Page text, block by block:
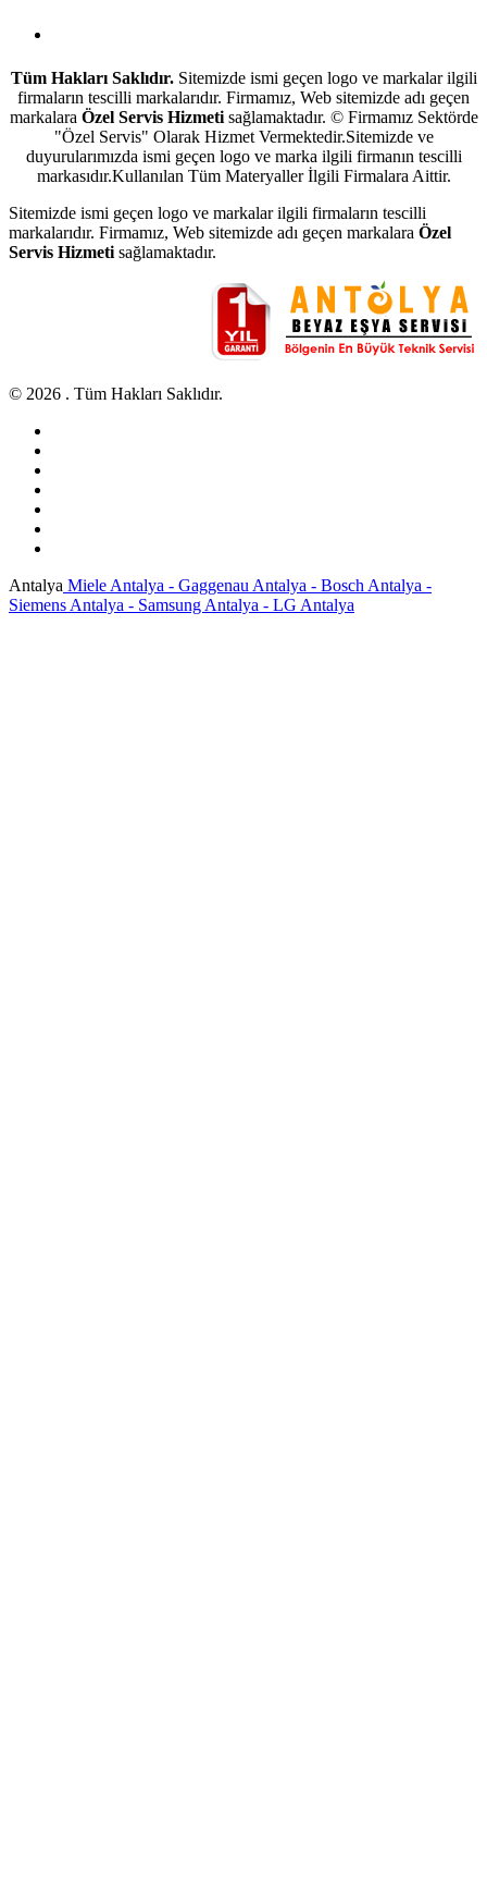
Tüm Hakları Saklıdır. Sitemizde ismi geçen logo ve markalar ilgili
firmaların tescilli markalarıdır. Firmamız, Web sitemizde adı geçen
markalara Özel Servis Hizmetisağlamaktadır. © Firmamız Sektörde
"Özel Servis" Olarak Hizmet Vermektedir.Sitemizde ve
duyurularımızda ismi geçen logo ve marka ilgili firmanın tescilli
markasıdır.Kullanılan Tüm Materyaller İlgili Firmalara Aittir.
Sitemizde ismi geçen logo ve markalar ilgili firmaların tescilli
markalarıdır. Firmamız, Web sitemizde adı geçen markalara Özel
Servis Hizmeti sağlamaktadır.
© 2026 . Tüm Hakları Saklıdır.
Antalya Miele Antalya - Gaggenau Antalya - Bosch Antalya -
Siemens Antalya - Samsung Antalya - LG Antalya